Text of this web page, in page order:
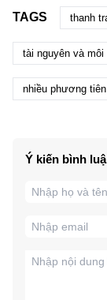
TAGS thanh
tài nguyên và
nhiều phương tiên
Ý kiến bình